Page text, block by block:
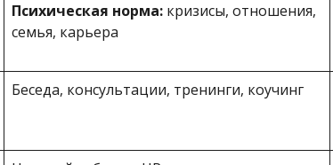
Психическая норма: кризисы, отношения,
семья, карьера
Беседа, консультации, тренинги, коучинг